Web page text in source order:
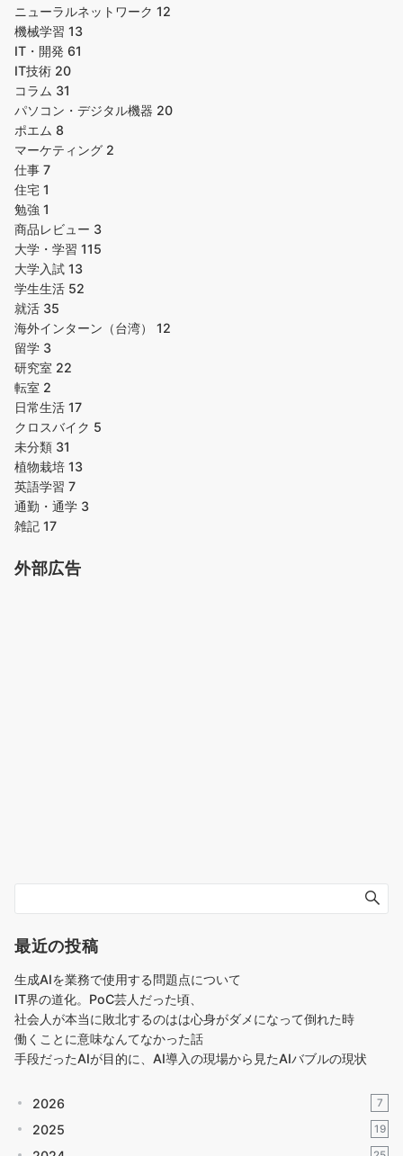
ニューラルネットワーク 12
機械学習 13
IT・開発 61
IT技術 20
コラム 31
パソコン・デジタル機器 20
ポエム 8
マーケティング 2
仕事 7
住宅 1
勉強 1
商品レビュー 3
大学・学習 115
大学入試 13
学生生活 52
就活 35
海外インターン（台湾） 12
留学 3
研究室 22
転室 2
日常生活 17
クロスバイク 5
未分類 31
植物栽培 13
英語学習 7
通勤・通学 3
雑記 17
外部広告
最近の投稿
生成AIを業務で使用する問題点について
IT界の道化。PoC芸人だった頃、
社会人が本当に敗北するのはは心身がダメになって倒れた時
働くことに意味なんてなかった話
手段だったAIが目的に、AI導入の現場から見たAIバブルの現状
2026 7
2025 19